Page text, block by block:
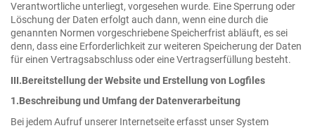
Verantwortliche unterliegt, vorgesehen wurde. Eine Sperrung oder
Löschung der Daten erfolgt auch dann, wenn eine durch die
genannten Normen vorgeschriebene Speicherfrist abläuft, es sei
denn, dass eine Erforderlichkeit zur weiteren Speicherung der Daten
für einen Vertragsabschluss oder eine Vertragserfüllung besteht.
III.Bereitstellung der Website und Erstellung von Logfiles
1.Beschreibung und Umfang der Datenverarbeitung
Bei jedem Aufruf unserer Internetseite erfasst unser System